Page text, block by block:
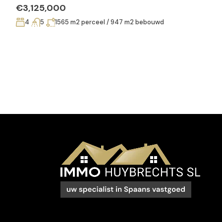
€3,125,000
4 5 1565 m2 perceel / 947 m2 bebouwd